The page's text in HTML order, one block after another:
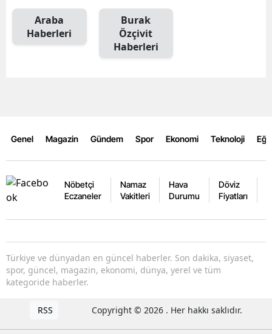
Araba
Haberleri
Burak
Özçivit
Haberleri
Genel Magazin Gündem Spor Ekonomi Teknoloji
Nöbetçi
Eczaneler
Namaz
Vakitleri
Hava
Durumu
Döviz
Fiyatları
Türkiye ve dünyadan en güncel haberler. Son dakika, siyaset,
spor, güncel, magazin, ekonomi, dünya, yerel ve tüm
kategoride haberler.
RSS Copyright © 2026 . Her hakkı saklıdır.